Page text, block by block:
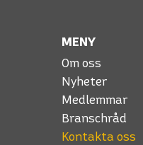
MENY
Om oss
Nyheter
Medlemmar
Branschråd
Kontakta oss